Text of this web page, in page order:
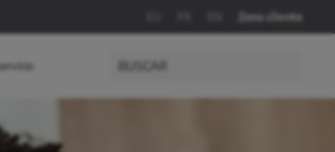
Zona cliente